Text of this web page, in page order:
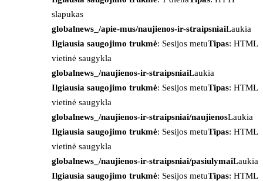
slapukas
globalnews_/apie-mus/naujienos-ir-straipsniaiLaukia
Ilgiausia saugojimo trukmė: Sesijos metuTipas: HTML
vietinė saugykla
globalnews_/naujienos-ir-straipsniaiLaukia
Ilgiausia saugojimo trukmė: Sesijos metuTipas: HTML
vietinė saugykla
globalnews_/naujienos-ir-straipsniai/naujienosLaukia
Ilgiausia saugojimo trukmė: Sesijos metuTipas: HTML
vietinė saugykla
globalnews_/naujienos-ir-straipsniai/pasiulymaiLaukia
Ilgiausia saugojimo trukmė: Sesijos metuTipas: HTML